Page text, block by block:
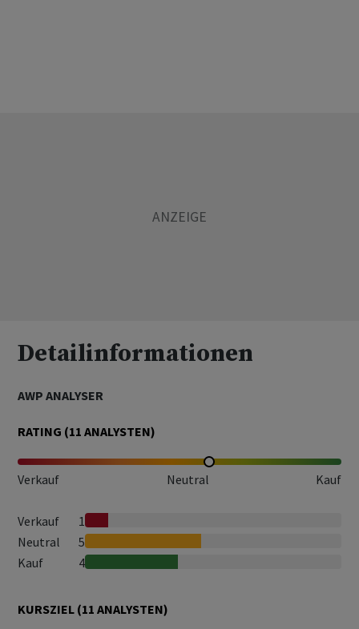
Detailinformationen
AWP ANALYSER
RATING (11 ANALYSTEN)
Verkauf Neutral Kauf
Verkauf
1
Neutral
5
Kauf
4
KURSZIEL (11 ANALYSTEN)